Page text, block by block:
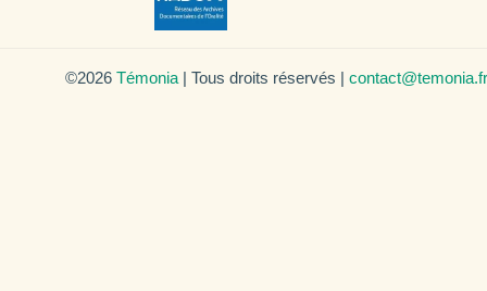
©2026 Témonia | Tous droits réservés | contact@temonia.fr